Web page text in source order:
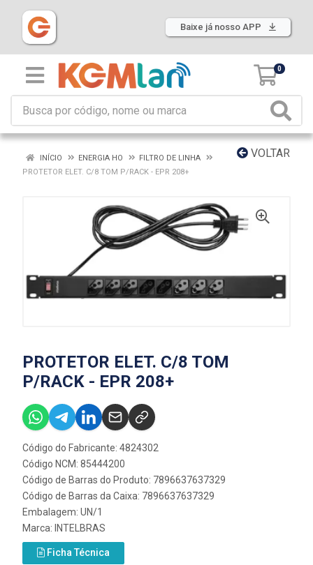
Baixe já nosso APP
0
VOLTAR
INÍCIO ENERGIA HO
FILTRO DE LINHA
PROTETOR ELET. C/8 TOM P/RACK - EPR 208+
PROTETOR ELET. C/8 TOM
P/RACK - EPR 208+
Código do Fabricante: 4824302
Código NCM: 85444200
Código de Barras do Produto: 7896637637329
Código de Barras da Caixa: 7896637637329
Embalagem: UN/1
Marca: INTELBRAS
Ficha Técnica